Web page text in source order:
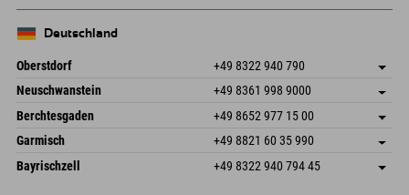
Deutschland
Oberstdorf +49 8322 940 790
An der Breitach 3
Deutschland
Adresse speichern
Buchen
Neuschwanstein +49 8361 998 9000
An der Riese 45
87484 Nesselwang im Allgäu
Deutschland
Adresse speichern
Anreiseinfos
Buchen
Berchtesgaden +49 8652 977 15 00
Hofreitstr. 7
Deutschland
Adresse speichern
Buchen
Garmisch +49 8821 60 35 990
Frickenstraße 22
82490 Farchant
Adresse speichern
Anreiseinfos
Bayrischzell +49 8322 940 794 45